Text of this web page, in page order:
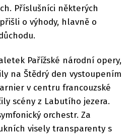
Příslušníci některých
o výhody, hlavně o
Pařížské národní opery,
na Štědrý den vystoupením
v centru francouzské
scény z Labutího jezera.
orchestr. Za
visely transparenty s